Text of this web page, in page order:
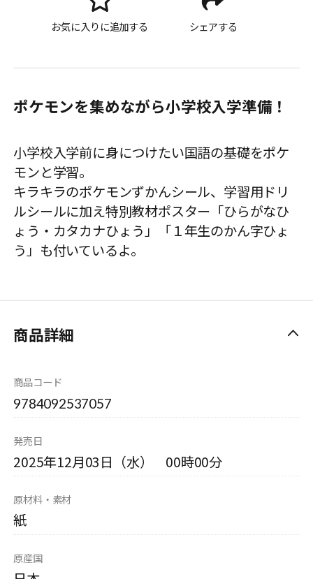
お気に入りに追加する シェアする
ポケモンを集めながら小学校入学準備！
小学校入学前に身につけたい国語の基礎をポケ
モンと学習。
キラキラのポケモンずかんシール、学習用ドリ
ルシールに加え特別教材ポスター「ひらがなひ
ょう・カタカナひょう」「１年生のかん字ひょ
う」も付いているよ。
商品詳細
商品コード
9784092537057
発売日
2025年12月03日（水） 00時00分
原材料・素材
紙
原産国